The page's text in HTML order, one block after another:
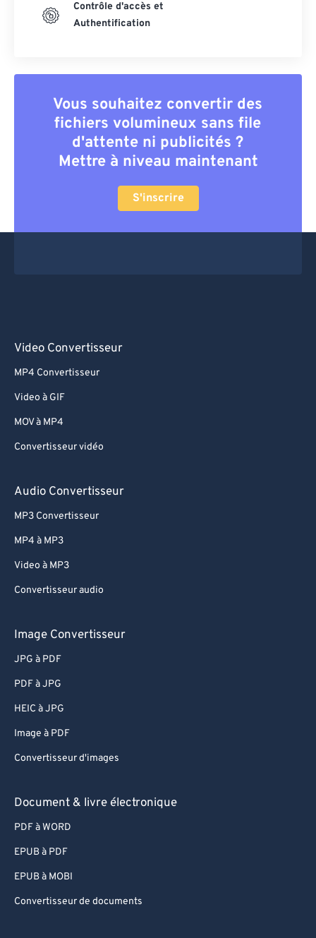
Contrôle d'accès et
Authentification
Vous souhaitez convertir des
fichiers volumineux sans file
d'attente ni publicités ?
Mettre à niveau maintenant
S'inscrire
Video Convertisseur
MP4 Convertisseur
Video à GIF
MOV à MP4
Convertisseur vidéo
Audio Convertisseur
MP3 Convertisseur
MP4 à MP3
Video à MP3
Convertisseur audio
Image Convertisseur
JPG à PDF
PDF à JPG
HEIC à JPG
Image à PDF
Convertisseur d'images
Document & livre électronique
PDF à WORD
EPUB à PDF
EPUB à MOBI
Convertisseur de documents